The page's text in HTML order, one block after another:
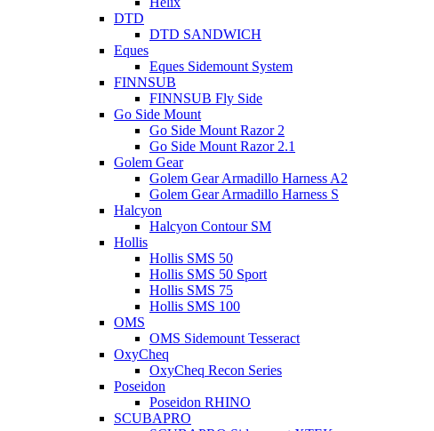
DTD
DTD SANDWICH
Eques
Eques Sidemount System
FINNSUB
FINNSUB Fly Side
Go Side Mount
Go Side Mount Razor 2
Go Side Mount Razor 2.1
Golem Gear
Golem Gear Armadillo Harness A2
Golem Gear Armadillo Harness S
Halcyon
Halcyon Contour SM
Hollis
Hollis SMS 50
Hollis SMS 50 Sport
Hollis SMS 75
Hollis SMS 100
OMS
OMS Sidemount Tesseract
OxyCheq
OxyCheq Recon Series
Poseidon
Poseidon RHINO
SCUBAPRO